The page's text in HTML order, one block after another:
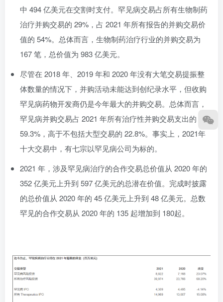
中 494 亿美元在交割时支付。罕见病交易占所有生物制药
治疗并购交易的 29%，占 2021 年所有报告的并购交易价
值的 54%。总体而言，生物制药治疗行业的并购交易为
167 笔，总价值为 983 亿美元。
尽管在 2018 年、2019 年和 2020 年没有大笔交易提振整
体数量的情况下，并购活动未能达到创纪录水平，但收购
罕见病药物开发商仍是今年最大的并购交易。总体而言，
罕见病并购交易占 2021 年所有治疗性并购交易支出的
59.3%，高于不包括大型交易的 22.8%。事实上，2021年
十大交易中，有七宗以罕见病公司为标的。
2021 年，涉及罕见病治疗的合作交易总价值从 2020 年的
352 亿美元上升到 597 亿美元的总潜在价值。完成时披露
的总价值从 2020 年的 45 亿美元上升到 48 亿美元。总数
罕见的合作交易从 2020 年的 135 起增加到 180起。